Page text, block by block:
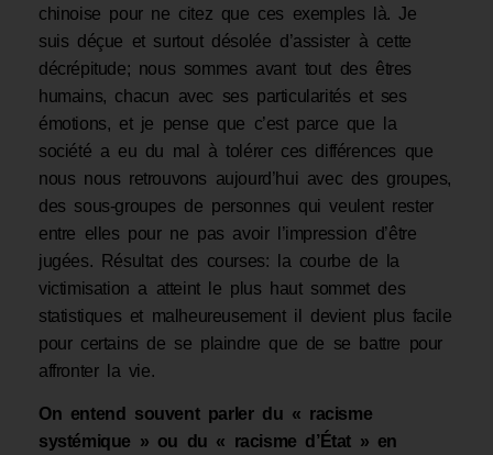
chinoise pour ne citez que ces exemples là. Je
suis déçue et surtout désolée d’assister à cette
décrépitude; nous sommes avant tout des êtres
humains, chacun avec ses particularités et ses
émotions, et je pense que c’est parce que la
société a eu du mal à tolérer ces différences que
nous nous retrouvons aujourd’hui avec des groupes,
des sous-groupes de personnes qui veulent rester
entre elles pour ne pas avoir l’impression d’être
jugées. Résultat des courses: la courbe de la
victimisation a atteint le plus haut sommet des
statistiques et malheureusement il devient plus facile
pour certains de se plaindre que de se battre pour
affronter la vie.
On entend souvent parler du « racisme
systémique » ou du « racisme d’État » en